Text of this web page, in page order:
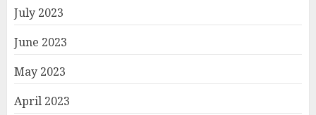
July 2023
June 2023
May 2023
April 2023